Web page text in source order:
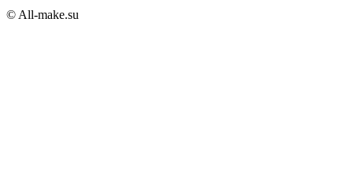
© All-make.su